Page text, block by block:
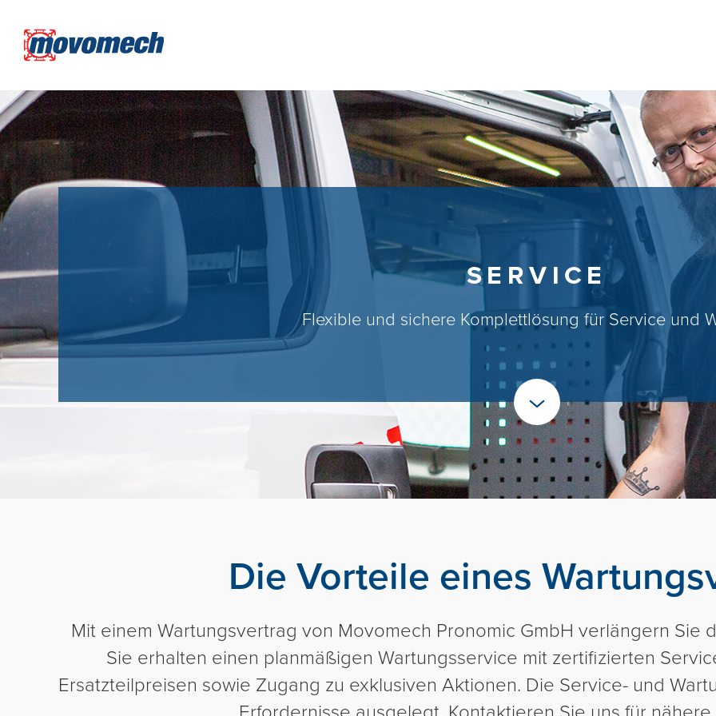
SERVICE
Flexible und sichere Komplettlösung für Service und
Die Vorteile eines
Mit einem Wartungsvertrag von Movomech Pronomic GmbH verlängern Sie
Sie erhalten einen planmäßigen Wartungsservice mit zertifizierten
Ersatzteilpreisen sowie Zugang zu exklusiven Aktionen. Die Service- und